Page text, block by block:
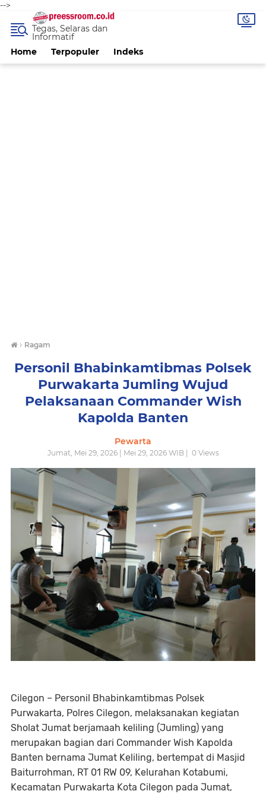
-->
Home Terpopuler Indeks
Tegas, Selaras dan
Informatif
› Ragam
Personil Bhabinkamtibmas Polsek
Purwakarta Jumling Wujud
Pelaksanaan Commander Wish
Kapolda Banten
Pewarta
Jumat, Mei 29, 2026 | Mei 29, 2026 WIB | 0Views
Cilegon – Personil Bhabinkamtibmas Polsek
Purwakarta, Polres Cilegon, melaksanakan kegiatan
Sholat Jumat berjamaah keliling (Jumling) yang
merupakan bagian dari Commander Wish Kapolda
Banten bernama Jumat Keliling, bertempat di Masjid
Baiturrohman, RT 01 RW 09, Kelurahan Kotabumi,
Kecamatan Purwakarta Kota Cilegon pada Jumat,